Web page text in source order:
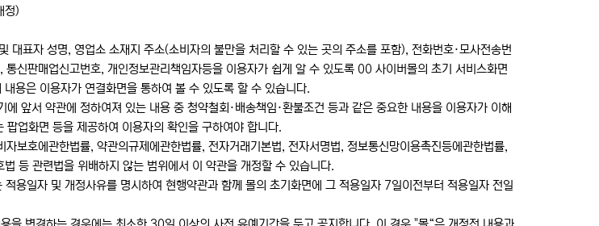
정)
대표자 성명, 영업소 소재지 주소(소비자의 불만을 처리할 수 있는 곳의 주소를 포함), 전화번호·모사전송번
통신판매업신고번호, 개인정보관리책임자등을 이용자가 쉽게 알 수 있도록 00 사이버몰의 초기 서비스화면
용은 이용자가 연결화면을 통하여 볼 수 있도록 할 수 있습니다.
앞서 약관에 정하여져 있는 내용 중 청약철회·배송책임·환불조건 등과 같은 중요한 내용을 이용자가 이해
팝업화면 등을 제공하여 이용자의 확인을 구하여야 합니다.
보호에관한법률, 약관의규제에관한법률, 전자거래기본법, 전자서명법, 정보통신망이용촉진등에관한법률,
등 관련법을 위배하지 않는 범위에서 이 약관을 개정할 수 있습니다.
용일자 및 개정사유를 명시하여 현행약관과 함께 몰의 초기화면에 그 적용일자 7일이전부터 적용일자 전일